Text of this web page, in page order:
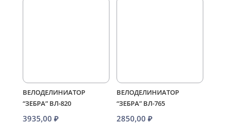
ВЕЛОДЕЛИНИАТОР
“ЗЕБРА” ВЛ-820
3935,00 ₽
ВЕЛОДЕЛИНИАТОР
“ЗЕБРА” ВЛ-765
2850,00₽